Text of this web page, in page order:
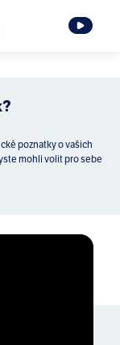
poznatky o vašich
mohli volit pro sebe